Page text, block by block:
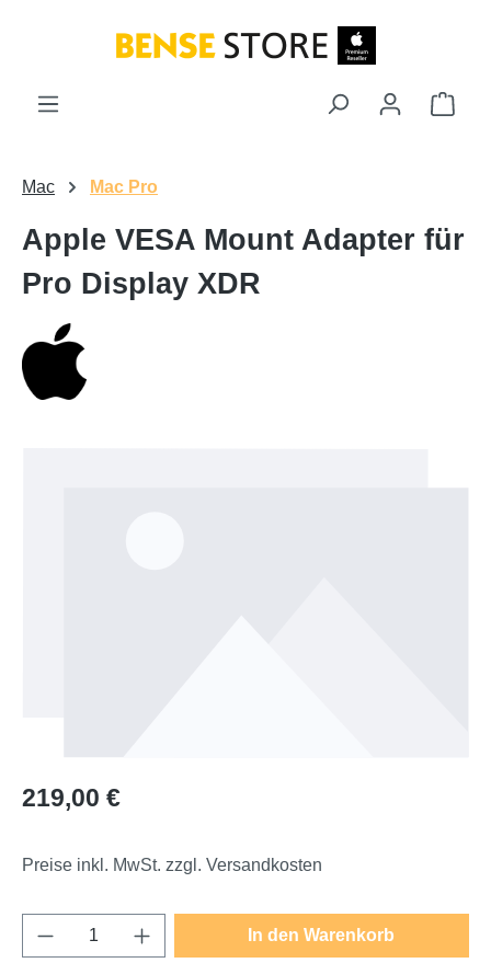
Mac Mac Pro
Apple VESA Mount Adapter für
Pro Display XDR
Regulärer Preis:
219,00 €
Preise inkl. MwSt. zzgl. Versandkosten
Produkt Anzahl: Gib den gewünschten
In den Warenkorb